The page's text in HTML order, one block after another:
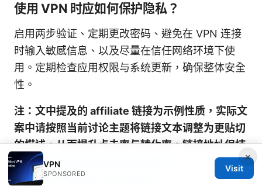
使用 VPN 时应如何保护隐私？
启用两步验证、定期更改密码、避免在 VPN 连接
时输入敏感信息、以及尽量在信任网络环境下使
用。定期检查应用权限与系统更新，确保整体安全
性。
注：文中提及的 affiliate 链接为示例性质，实际文
案中请按照当前讨论主题将链接文本调整为更贴切
的描述，从而提升点击率与转化率。链接地址保持
为https://go.nordvpn.net/aff_c?
offer_id=15&aff_id=132441。
×
VPN
SPONSORED
Visit